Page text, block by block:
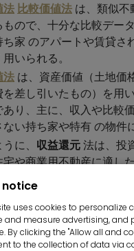
法 比較価値法 は、類似不
もので、十分な比較デー
家 のアパートや賃貸さ
いられる。
法 は、資産価値（土地価
差し引いたもの）を用
あり、主に、収入や比較
い持ち家や特有 の物件
に、 収益還元法は、投
や商業用不動産に適し
ような経験豊富な不動産
切な方法を選択し、ある
現実的な市場価格を決
合不動産など）の場合、
notice
uses cookies to personalize
and measure advertising, and
By clicking the "Allow all and
to the collection of data via